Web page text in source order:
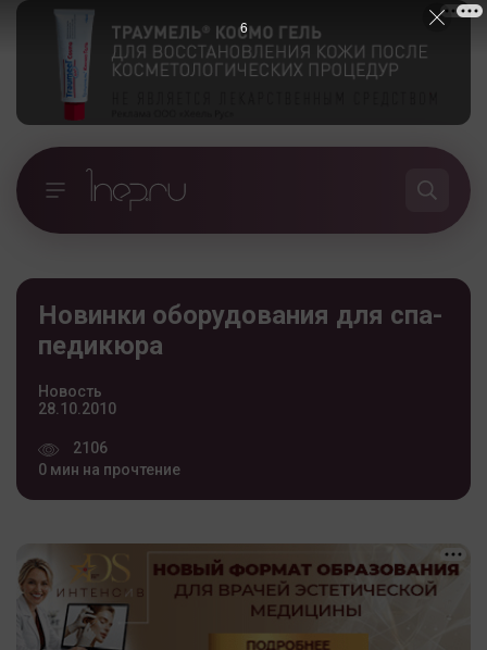
Новинки оборудования для спа-
педикюра
Новость
28.10.2010
2106
0 мин на прочтение
5